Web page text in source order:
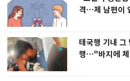
격…제 남편이
태국행 기내 그
행…"바지에